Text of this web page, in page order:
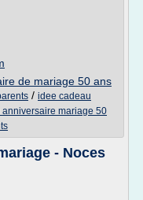
de mariage 50 ans
/ idee cadeau
anniversaire mariage 50
- Noces